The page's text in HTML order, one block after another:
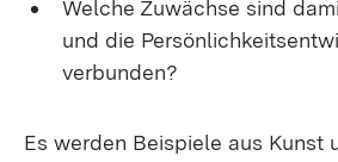
Welche Zuwächse sind
und die
verbunden?
Es werden Beispiele aus Kunst